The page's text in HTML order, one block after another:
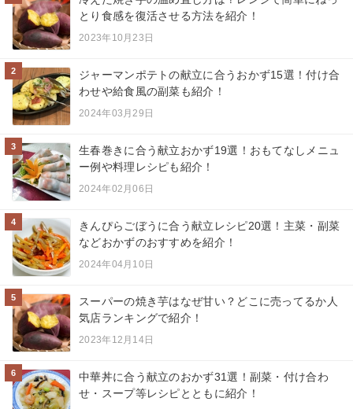
とり食感を復活させる方法を紹介！
2023年10月23日
2
ジャーマンポテトの献立に合うおかず15選！付け合
わせや給食風の副菜も紹介！
2024年03月29日
3
生春巻きに合う献立おかず19選！おもてなしメニュ
ー例や料理レシピも紹介！
2024年02月06日
4
きんぴらごぼうに合う献立レシピ20選！主菜・副菜
などおかずのおすすめを紹介！
2024年04月10日
5
スーパーの焼き芋はなぜ甘い？どこに売ってるか人
気店ランキングで紹介！
2023年12月14日
6
中華丼に合う献立のおかず31選！副菜・付け合わ
せ・スープ等レシピとともに紹介！